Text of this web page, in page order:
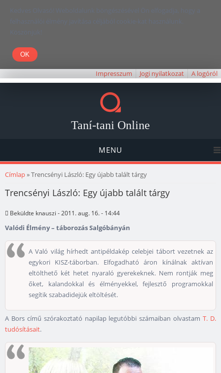
Kedves Olvasó! Weboldalunk böngészésével Ön elfogadja, hogy a
felhasználói élmény javítása céljából cookie-kat használunk.
Köszönjük!
Impresszum Jogi nyilatkozat A logóról
Taní-tani Online
MENU
Jelenlegi hely
Címlap» Trencsényi László: Egy újabb talált tárgy
Trencsényi László: Egy újabb talált tárgy
Beküldte knauszi - 2011. aug. 16. - 14:44
Valódi Élmény – táborozás Salgóbányán
A Való világ hírhedt antipéldakép celebjei tábort vezetnek az
egykori KISZ-táborban. Elfogadható áron kínálnak aktívan
eltölthető két hetet nyaraló gyerekeknek. Nem rontják meg
őket, kalandokkal és élményekkel, fejlesztő programokkal
segítik szabadidejük eltöltését.
A Bors című szórakoztató napilap legutóbbi számaiban olvastamT. D.
tudósításait.